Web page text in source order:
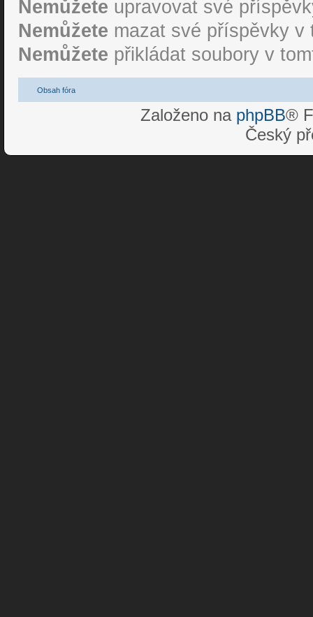
Nemůžete upravovat své
Nemůžete mazat své příspěvky v
Nemůžete přikládat soubory v
Obsah fóra
Založeno na phpBB®
Český